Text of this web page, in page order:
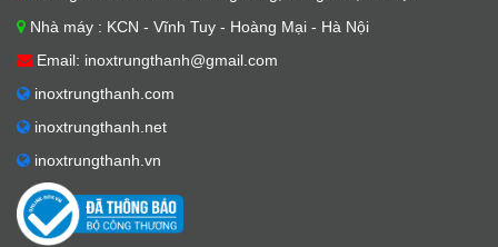
Nhà máy : KCN - Vĩnh Tuy - Hoàng Mại - Hà Nội
Email: inoxtrungthanh@gmail.com
inoxtrungthanh.com
inoxtrungthanh.net
inoxtrungthanh.vn